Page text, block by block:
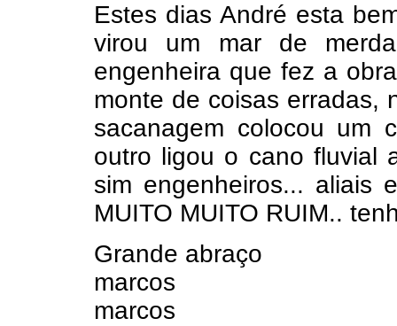
Estes dias André esta
virou um mar de
engenheira que fez a
monte de coisas erradas,
sacanagem colocou um
outro ligou o cano fluvial
sim engenheiros... aliais
MUITO MUITO RUIM..
Grande abraço
marcos
marcos